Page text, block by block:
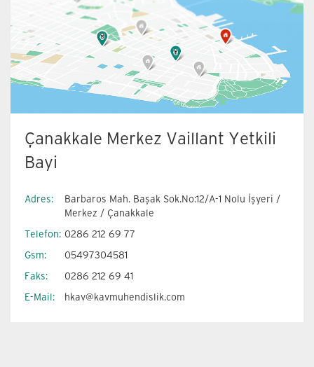
Çanakkale Merkez Vaillant Yetkili
Bayi
Adres:
Barbaros Mah. Başak Sok.No:12/A-1 Nolu İşyeri /
Merkez / Çanakkale
Telefon: 0286 212 69 77
Gsm: 05497304581
Faks: 0286 212 69 41
E-Mail: hkav@kavmuhendislik.com